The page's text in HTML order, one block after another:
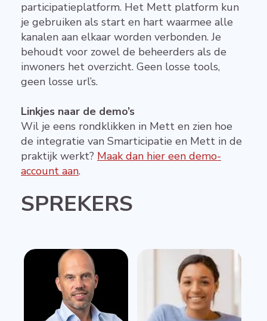
participatieplatform. Het Mett platform kun
je gebruiken als start en hart waarmee alle
kanalen aan elkaar worden verbonden. Je
behoudt voor zowel de beheerders als de
inwoners het overzicht. Geen losse tools,
geen losse url’s.
Linkjes naar de demo’s
Wil je eens rondklikken in Mett en zien hoe
de integratie van Smarticipatie en Mett in de
praktijk werkt? Maak dan hier een demo-
account aan.
SPREKERS